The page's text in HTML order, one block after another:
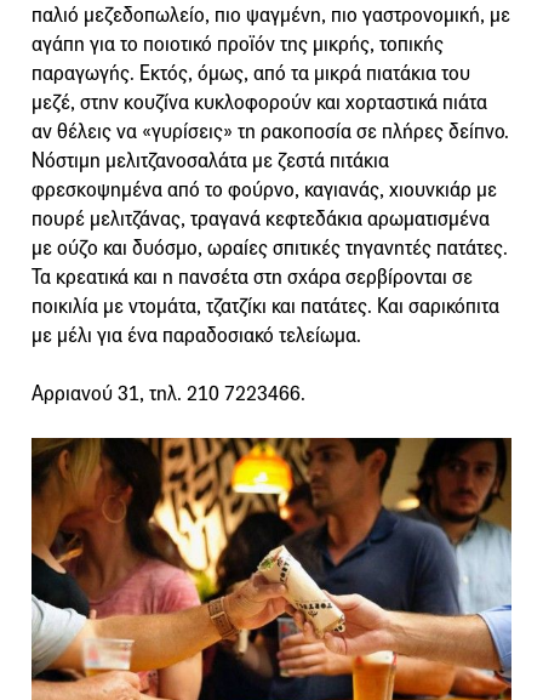
παλιό μεζεδοπωλείο, πιο ψαγμένη, πιο γαστρονομική, με
αγάπη για το ποιοτικό προϊόν της μικρής, τοπικής
παραγωγής. Εκτός, όμως, από τα μικρά πιατάκια του
μεζέ, στην κουζίνα κυκλοφορούν και χορταστικά πιάτα
αν θέλεις να «γυρίσεις» τη ρακοποσία σε πλήρες δείπνο.
Νόστιμη μελιτζανοσαλάτα με ζεστά πιτάκια
φρεσκοψημένα από το φούρνο, καγιανάς, χιουνκιάρ με
πουρέ μελιτζάνας, τραγανά κεφτεδάκια αρωματισμένα
με ούζο και δυόσμο, ωραίες σπιτικές τηγανητές πατάτες.
Τα κρεατικά και η πανσέτα στη σχάρα σερβίρονται σε
ποικιλία με ντομάτα, τζατζίκι και πατάτες. Και σαρικόπιτα
με μέλι για ένα παραδοσιακό τελείωμα.
Αρριανού 31, τηλ. 210 7223466.